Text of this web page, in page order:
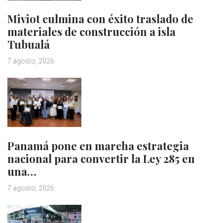
Miviot culmina con éxito traslado de
materiales de construcción a isla
Tubualá
7 agosto, 2026
Panamá pone en marcha estrategia
nacional para convertir la Ley 285 en
una…
7 agosto, 2026